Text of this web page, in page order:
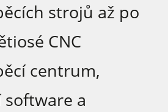
strojů až po
CNC
centrum,
a